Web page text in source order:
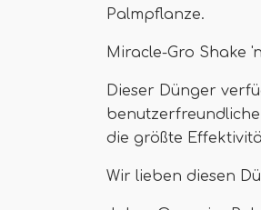
Palmpflanze.
Miracle-Gro Shake
Dieser Dünger
die größte
Wir lieben diesen